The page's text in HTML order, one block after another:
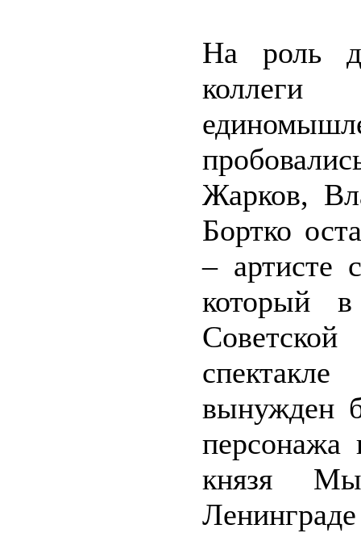
На роль
Жарков,
Бортко
– артисте
который
вынужден
персонажа
князя